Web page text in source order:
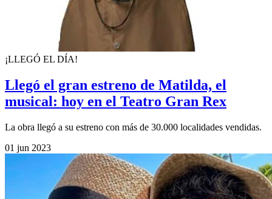
¡LLEGÓ EL DÍA!
Llegó el gran estreno de Matilda, el
musical: hoy en el Teatro Gran Rex
La obra llegó a su estreno con más de 30.000 localidades vendidas.
01 jun 2023